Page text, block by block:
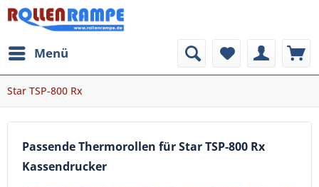
Menü
Star TSP-800 Rx
Passende Thermorollen für Star TSP-800 Rx
Kassendrucker